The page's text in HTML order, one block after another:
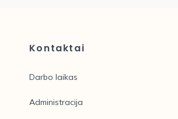
Kontaktai
Darbo laikas
Administracija